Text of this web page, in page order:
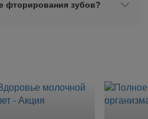
фторирования зубов?